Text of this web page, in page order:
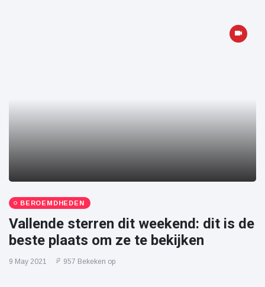
BEROEMDHEDEN
Vallende sterren dit weekend: dit is de
beste plaats om ze te bekijken
9 May 2021 957 Bekeken op